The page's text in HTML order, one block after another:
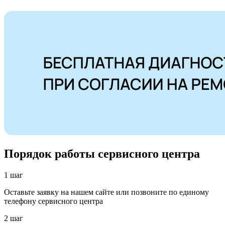
Порядок работы сервисного центра
1 шаг
Оставьте заявку на нашем сайте или позвоните по единому
телефону сервисного центра
2 шаг